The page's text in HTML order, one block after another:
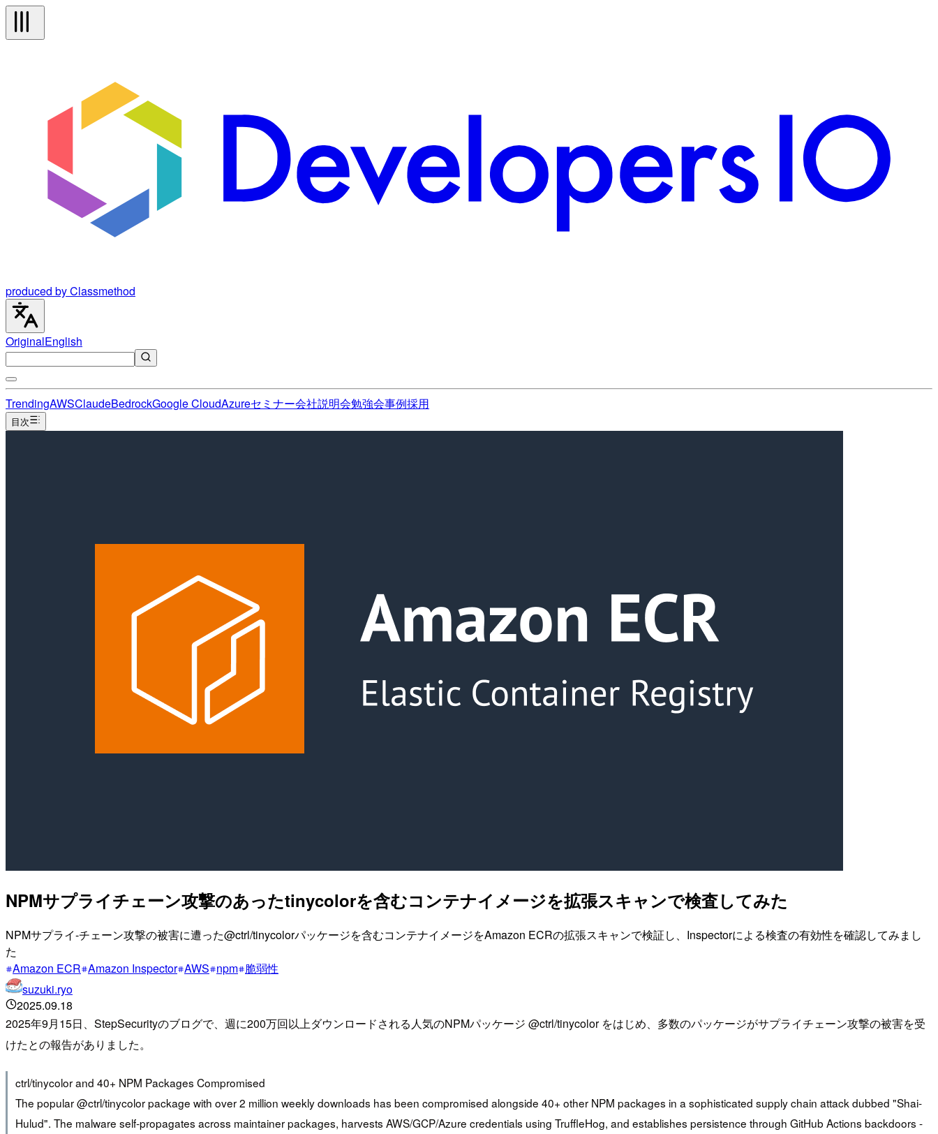
produced by Classmethod
OriginalEnglish
TrendingAWSClaudeBedrockGoogle CloudAzureセミナー会社説明会勉強会事例採用
目次
NPMサプライチェーン攻撃のあったtinycolorを含むコンテナイメージを拡張スキャンで検査してみた
NPMサプライ-チェーン攻撃の被害に遭った@ctrl/tinycolorパッケージを含むコンテナイメージをAmazon ECRの拡張スキャンで検証し、Inspectorによる検査の有効性を確認してみまし
た
Amazon ECR Amazon Inspector AWS npm 脆弱性
suzuki.ryo
2025.09.18
2025年9月15日、StepSecurityのブログで、週に200万回以上ダウンロードされる人気のNPMパッケージ @ctrl/tinycolor をはじめ、多数のパッケージがサプライチェーン攻撃の被害を受
けたとの報告がありました。
ctrl/tinycolor and 40+ NPM Packages Compromised
The popular @ctrl/tinycolor package with over 2 million weekly downloads has been compromised alongside 40+ other NPM packages in a sophisticated supply chain attack dubbed "Shai-
Hulud". The malware self-propagates across maintainer packages, harvests AWS/GCP/Azure credentials using TruffleHog, and establishes persistence through GitHub Actions backdoors -